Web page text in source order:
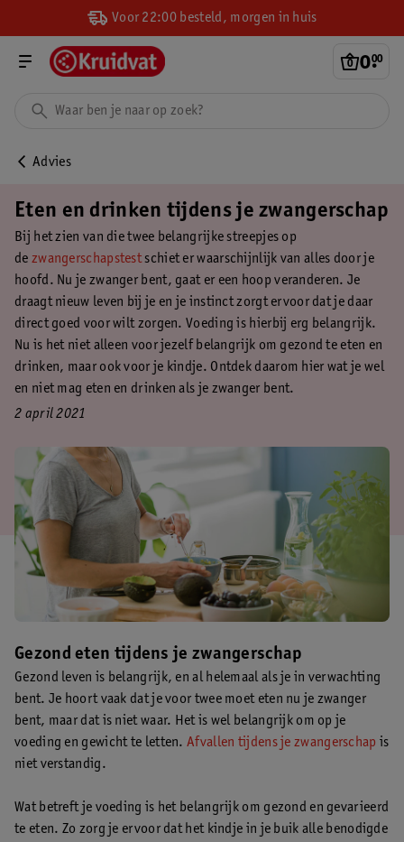
Voor 22:00 besteld, morgen in huis
0.
00
Advies
Eten en drinken tijdens je zwangerschap
Bij het zien van die twee belangrijke streepjes op
de zwangerschapstestschiet er waarschijnlijk van alles door je
hoofd. Nu je zwanger bent, gaat er een hoop veranderen. Je
draagt nieuw leven bij je en je instinct zorgt ervoor dat je daar
direct goed voor wilt zorgen. Voeding is hierbij erg belangrijk.
Nu is het niet alleen voor jezelf belangrijk om gezond te eten en
drinken, maar ook voor je kindje. Ontdek daarom hier wat je wel
en niet mag eten en drinken als je zwanger bent.
2 april 2021
Gezond eten tijdens je zwangerschap
Gezond leven is belangrijk, en al helemaal als je in verwachting
bent. Je hoort vaak dat je voor twee moet eten nu je zwanger
bent, maar dat is niet waar. Het is wel belangrijk om op je
voeding en gewicht te letten.Afvallen tijdens je zwangerschap is
niet verstandig.
Wat betreft je voeding is het belangrijk om gezond en gevarieerd
te eten. Zo zorg je ervoor dat het kindje in je buik alle benodigde